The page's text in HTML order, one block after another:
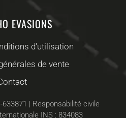
EVASIONS
d'utilisation
de vente
| Responsabilité civile
INS : 834083